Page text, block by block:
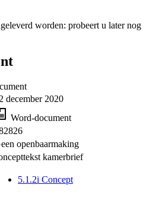
worden: probeert u later nog
december 2020
Word-document
openbaarmaking
kamerbrief
5.1.2i Concept